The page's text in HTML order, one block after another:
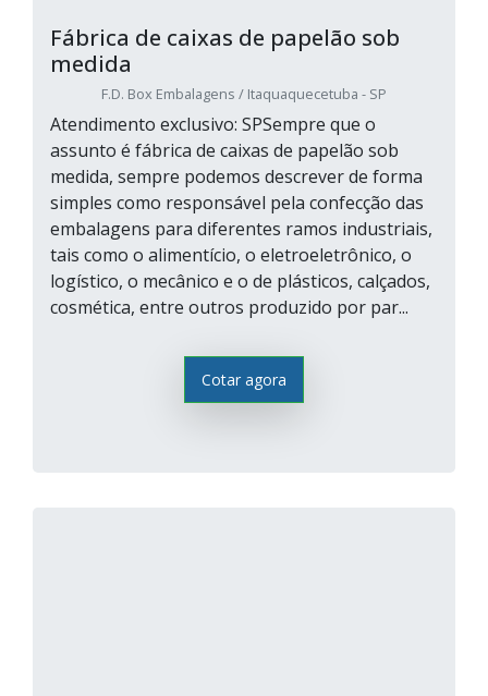
Fábrica de caixas de papelão sob
medida
F.D. Box Embalagens / Itaquaquecetuba - SP
Atendimento exclusivo: SPSempre que o
assunto é fábrica de caixas de papelão sob
medida, sempre podemos descrever de forma
simples como responsável pela confecção das
embalagens para diferentes ramos industriais,
tais como o alimentício, o eletroeletrônico, o
logístico, o mecânico e o de plásticos, calçados,
cosmética, entre outros produzido por par...
Cotar agora